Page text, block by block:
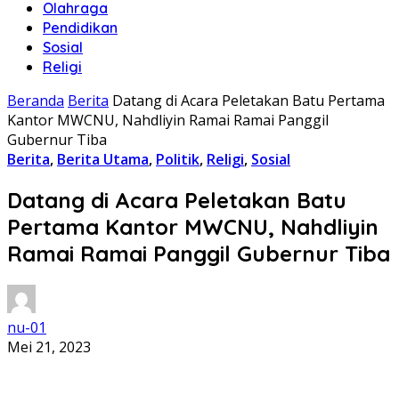
Olahraga
Pendidikan
Sosial
Religi
Beranda Berita Datang di Acara Peletakan Batu Pertama
Kantor MWCNU, Nahdliyin Ramai Ramai Panggil
Gubernur Tiba
Berita, Berita Utama, Politik, Religi, Sosial
Datang di Acara Peletakan Batu
Pertama Kantor MWCNU, Nahdliyin
Ramai Ramai Panggil Gubernur Tiba
nu-01
Mei 21, 2023